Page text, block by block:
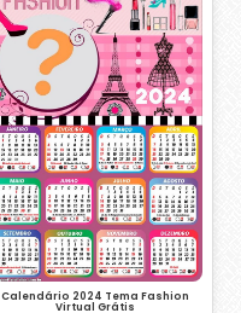
Calendário 2024 Tema Fashion
Virtual Grátis